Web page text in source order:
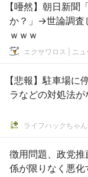
【唖然】朝日新聞
か？」→世論調査
ｗｗｗ
エクサワロス | ニ
【悲報】駐車場
ラなどの対処法が
ライフハックちゃ
徴用問題、政党
係が限りなく悪